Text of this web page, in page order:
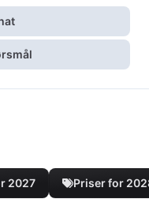
2027 Priser for